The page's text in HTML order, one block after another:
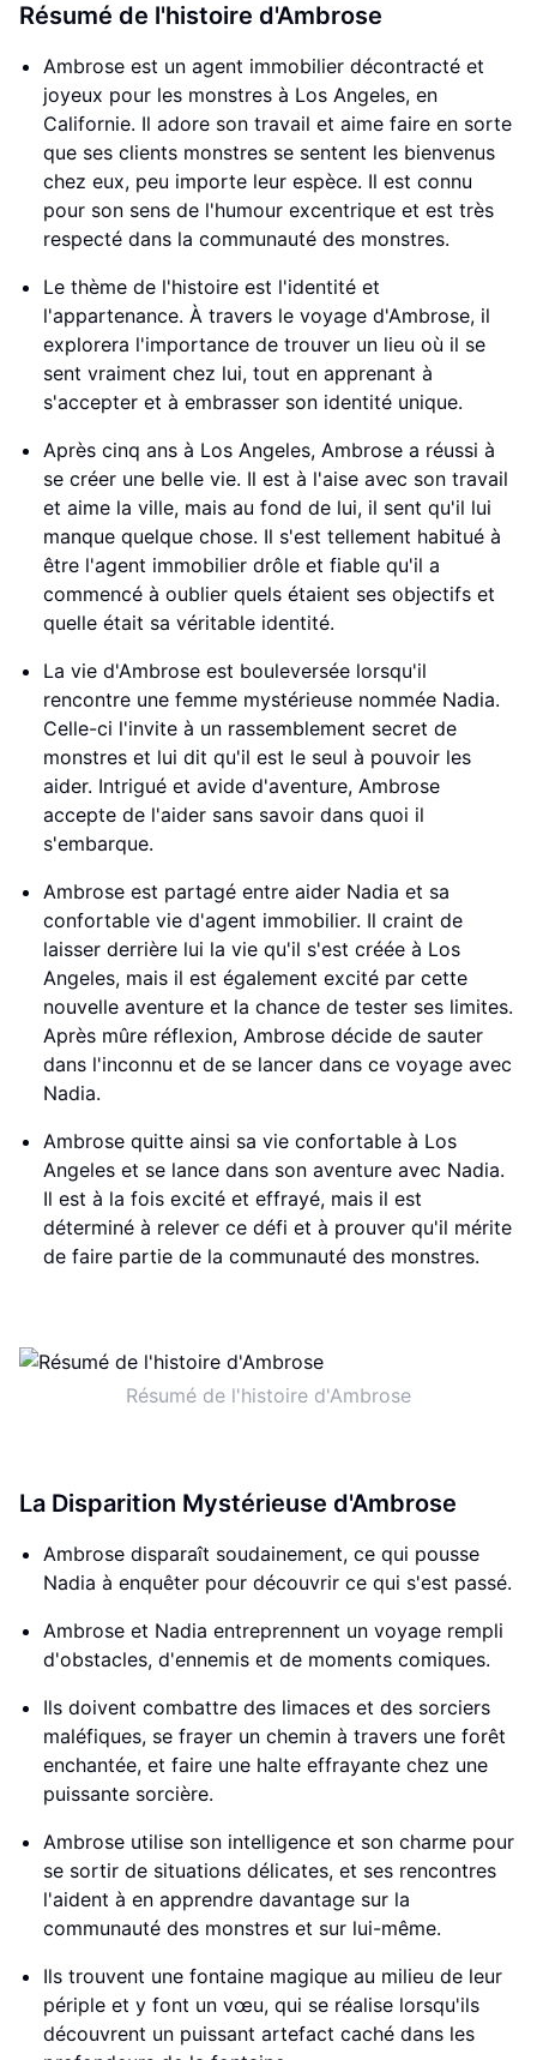
Résumé de l'histoire d'Ambrose
Ambrose est un agent immobilier décontracté et
joyeux pour les monstres à Los Angeles, en
Californie. Il adore son travail et aime faire en sorte
que ses clients monstres se sentent les bienvenus
chez eux, peu importe leur espèce. Il est connu
pour son sens de l'humour excentrique et est très
respecté dans la communauté des monstres.
Le thème de l'histoire est l'identité et
l'appartenance. À travers le voyage d'Ambrose, il
explorera l'importance de trouver un lieu où il se
sent vraiment chez lui, tout en apprenant à
s'accepter et à embrasser son identité unique.
Après cinq ans à Los Angeles, Ambrose a réussi à
se créer une belle vie. Il est à l'aise avec son travail
et aime la ville, mais au fond de lui, il sent qu'il lui
manque quelque chose. Il s'est tellement habitué à
être l'agent immobilier drôle et fiable qu'il a
commencé à oublier quels étaient ses objectifs et
quelle était sa véritable identité.
La vie d'Ambrose est bouleversée lorsqu'il
rencontre une femme mystérieuse nommée Nadia.
Celle-ci l'invite à un rassemblement secret de
monstres et lui dit qu'il est le seul à pouvoir les
aider. Intrigué et avide d'aventure, Ambrose
accepte de l'aider sans savoir dans quoi il
s'embarque.
Ambrose est partagé entre aider Nadia et sa
confortable vie d'agent immobilier. Il craint de
laisser derrière lui la vie qu'il s'est créée à Los
Angeles, mais il est également excité par cette
nouvelle aventure et la chance de tester ses limites.
Après mûre réflexion, Ambrose décide de sauter
dans l'inconnu et de se lancer dans ce voyage avec
Nadia.
Ambrose quitte ainsi sa vie confortable à Los
Angeles et se lance dans son aventure avec Nadia.
Il est à la fois excité et effrayé, mais il est
déterminé à relever ce défi et à prouver qu'il mérite
de faire partie de la communauté des monstres.
Résumé de l'histoire d'Ambrose
La Disparition Mystérieuse d'Ambrose
Ambrose disparaît soudainement, ce qui pousse
Nadia à enquêter pour découvrir ce qui s'est passé.
Ambrose et Nadia entreprennent un voyage rempli
d'obstacles, d'ennemis et de moments comiques.
Ils doivent combattre des limaces et des sorciers
maléfiques, se frayer un chemin à travers une forêt
enchantée, et faire une halte effrayante chez une
puissante sorcière.
Ambrose utilise son intelligence et son charme pour
se sortir de situations délicates, et ses rencontres
l'aident à en apprendre davantage sur la
communauté des monstres et sur lui-même.
Ils trouvent une fontaine magique au milieu de leur
périple et y font un vœu, qui se réalise lorsqu'ils
découvrent un puissant artefact caché dans les